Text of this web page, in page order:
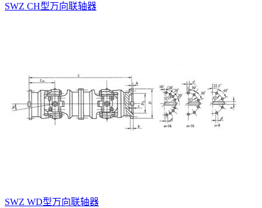
SWZ CH型万向联轴器
SWZ WD型万向联轴器